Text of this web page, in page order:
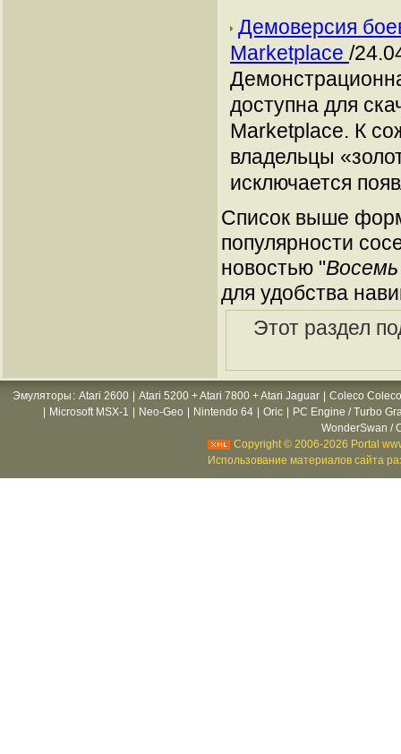
Демоверсия
Marketplace /
доступна для
Marketplace. К
владельцы
исключается
Список выше
популярности
новостью "
для удобства
Этот раздел
Эмуляторы : Atari 2600 Atari 5200 + Atari 7800 + Atari Jaguar
Coleco
Microsoft MSX-1 Neo-Geo Nintendo 64 Oric
PC Engine / Turbo
WonderSwan /
Copyright © 2006-2026 Portal
Использование материалов сайта